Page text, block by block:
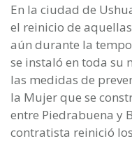
En la ciudad de
el reinicio de
aún durante la
se instaló en toda su
las medidas de
la Mujer que se
entre Piedrabuena y
contratista reinició